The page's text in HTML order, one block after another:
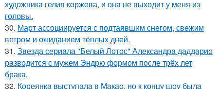
художника гелия коржева, и она не выходит у меня из
головы.
30. Март ассоциируется с подтаявшим снегом, свежим
ветром и ожиданием тёплых дней.
31. Звезда сериала "Белый Лотос" Александра даддарио
разводится с мужем Эндрю формом после трёх лет
брака.
32. Кореянка выступала в Макао, но к концу шоу была